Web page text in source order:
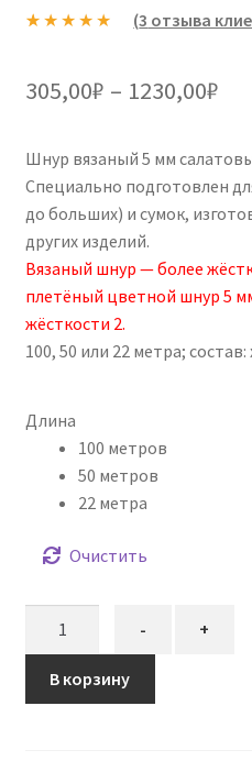
основе
пользовател
ей
(3 отзыва
305,00₽ – 1230,00₽
–
Шнур вязаный 5 мм
Специально подготовлен
до больших) и сумок,
других изделий.
Вязаный шнур — более
плетёный цветной шнур 5
жёсткости 2.
100, 50 или 22 метра;
Длина
100 метров
50 метров
22 метра
Очистить
Шнур
вязаный
- +
В корзину